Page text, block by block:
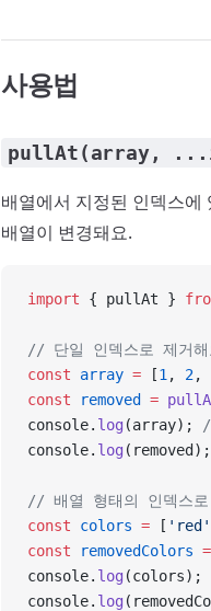
사용법
pullAt(array,
배열에서 지정된 인덱스에
배열이 변경돼요.
import { pullAt }
// 단일 인덱스로 제거해
const array = [1 , 2,
const removed =
console. log (array);
console. log (removed);
// 배열 형태의 인덱스로
const colors = [ 'red'
const removedColors =
console. log (colors);
console. log